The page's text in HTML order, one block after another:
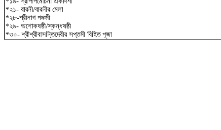
*২১- বারনী/বারনীর মেলা
*২৮-শ্রীনাগ পঞ্চমী
*২৯- অশোকষষ্ঠী/স্কন্ধষষ্ঠী
*৩০- শ্রীশ্রীবাসন্তিদেবীর সপ্তমী বিহিত পূজা